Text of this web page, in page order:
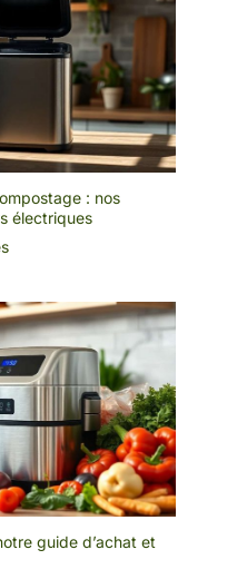
: nos
électriques
guide d’achat et